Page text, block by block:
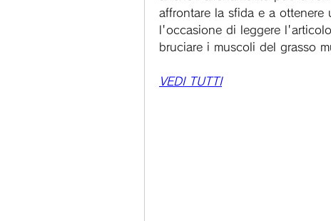
affrontare la sfida e a
l'occasione di leggere
bruciare i muscoli del grasso
VEDI TUTTI